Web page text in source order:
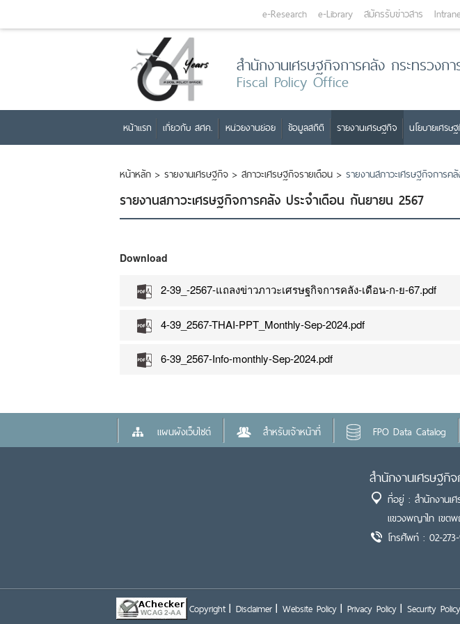
e-Research e-Library สมัครรับข่าวสาร
สำนักงานเศรษฐกิจการคลัง กระทรวงก
Fiscal Policy Office
หน้าแรก เกี่ยวกับ สศค. หน่วยงานย่อย ข้อมูลสถิติ รายงานเศรษฐกิจ นโยบายเศร
หน้าหลัก > รายงานเศรษฐกิจ > สภาวะเศรษฐกิจรายเดือน > รายงานสภาวะเศรษฐกิจการ
รายงานสภาวะเศรษฐกิจการคลัง ประจำเดือน กันยายน 2567
Download
2-39_-2567-แถลงข่าวภาวะเศรษฐกิจการคลัง-เดือน-ก-ย-67.pdf
4-39_2567-THAI-PPT_Monthly-Sep-2024.pdf
6-39_2567-Info-monthly-Sep-2024.pdf
แผนผังเว็บไซต์ สำหรับเจ้าหน้าที่ FPO Data Catalog
สำนักงานเศรษฐกิ
ที่อยู่ : สำนักงานเ
แขวงพญาไท เขต
โทรศัพท์ : 02-
Copyright Disclaimer Website Policy Privacy Policy Security Policy